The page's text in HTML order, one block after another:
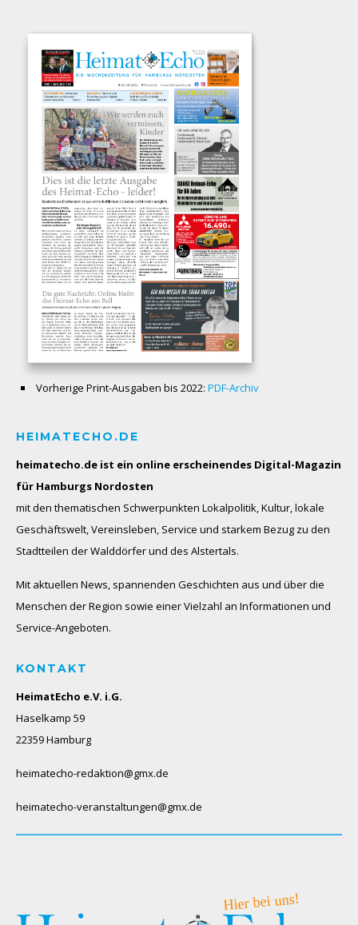
Vorherige Print-Ausgaben bis 2022: PDF-Archiv
HEIMATECHO.DE
heimatecho.de ist ein online erscheinendes Digital-Magazin
für Hamburgs Nordosten
mit den thematischen Schwerpunkten Lokalpolitik, Kultur, lokale
Geschäftswelt, Vereinsleben, Service und starkem Bezug zu den
Stadtteilen der Walddörfer und des Alstertals.
Mit aktuellen News, spannenden Geschichten aus und über die
Menschen der Region sowie einer Vielzahl an Informationen und
Service-Angeboten.
KONTAKT
HeimatEcho e.V. i.G.
Haselkamp 59
22359 Hamburg
heimatecho-redaktion@gmx.de
heimatecho-veranstaltungen@gmx.de